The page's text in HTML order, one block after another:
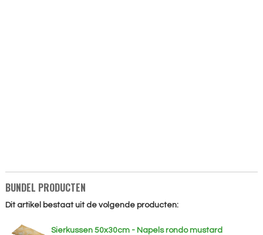
BUNDEL PRODUCTEN
Dit artikel bestaat uit de volgende producten:
Sierkussen 50x30cm - Napels rondo mustard